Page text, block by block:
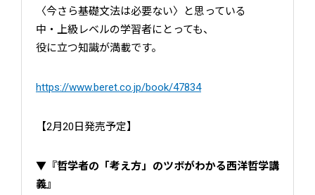
〈今さら基礎文法は必要ない〉と思っている
中・上級レベルの学習者にとっても、
役に立つ知識が満載です。
https://www.beret.co.jp/book/47834
【2月20日発売予定】
▼ 『哲学者の「考え方」のツボがわかる西洋哲学講
義』